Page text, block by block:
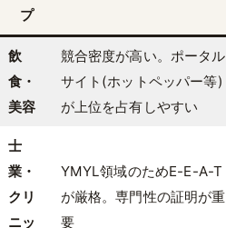
プ
飲
食・
美容
競合密度が高い。ポータル
サイト(ホットペッパー等)
が上位を占有しやすい
士
業・
クリ
ニッ
YMYL領域のためE-E-A-T
が厳格。専門性の証明が重
要